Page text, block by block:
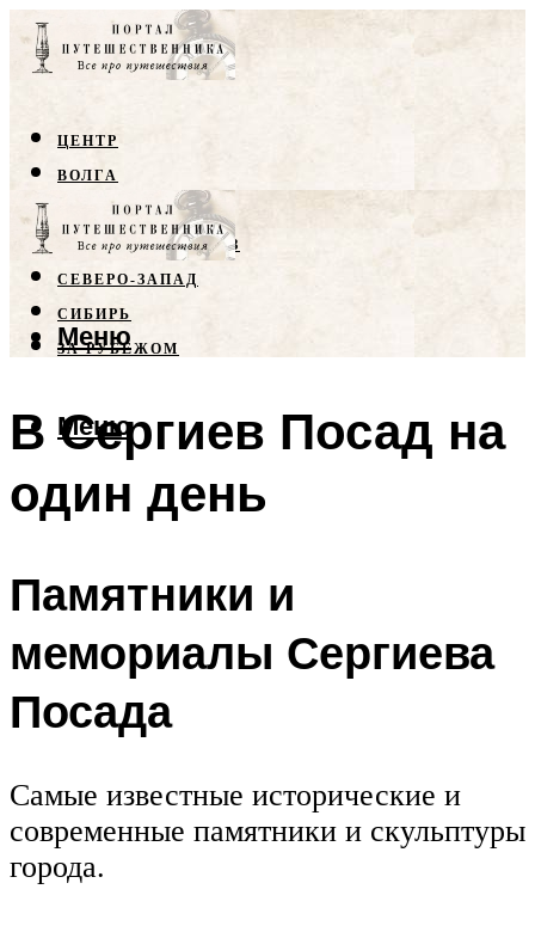
ЦЕНТР
ВОЛГА
КРЫМ
СЕВЕРНЫЙ КАВКАЗ
СЕВЕРО-ЗАПАД
СИБИРЬ
ЗА РУБЕЖОМ
Меню
Меню
В Сергиев Посад на
один день
Памятники и
мемориалы Сергиева
Посада
Самые известные исторические и
современные памятники и скульптуры
города.